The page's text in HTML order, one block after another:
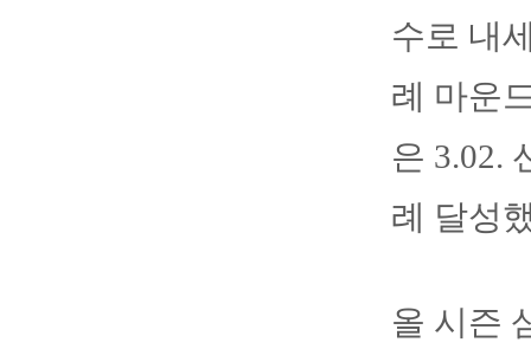
수로 내
례 마운
은 3.02.
례 달성
올 시즌